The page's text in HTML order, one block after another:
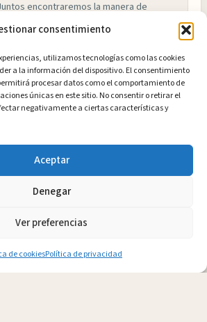
consentimiento
utilizamos tecnologías como las cookies
a la información del dispositivo. El consentimiento
procesar datos como el comportamiento de
únicas en este sitio. No consentir o retirar el
negativamente a ciertas características y
Aceptar
Denegar
Ver preferencias
de cookiesPolítica de privacidad
encontraremos la manera de
los resultados que buscas. Te daré
como ya he hecho con cientos de